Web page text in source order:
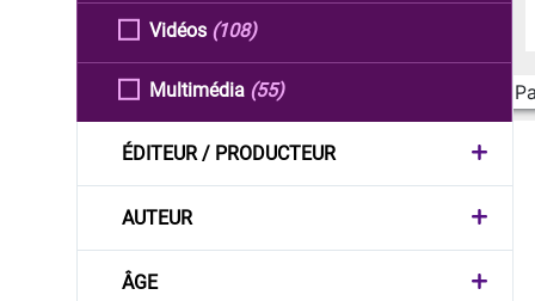
Vidéos (108)
Multimédia (55)
ÉDITEUR / PRODUCTEUR
AUTEUR
ÂGE